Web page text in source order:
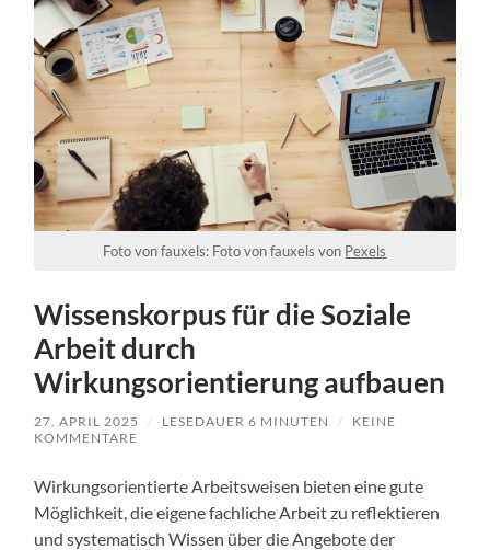
Foto von fauxels: Foto von fauxels von Pexels
Wissenskorpus für die Soziale
Arbeit durch
Wirkungsorientierung aufbauen
27. APRIL 2025 / LESEDAUER 6 MINUTEN /
KEINE
KOMMENTARE
Wirkungsorientierte Arbeitsweisen bieten eine gute
Möglichkeit, die eigene fachliche Arbeit zu reflektieren
und systematisch Wissen über die Angebote der